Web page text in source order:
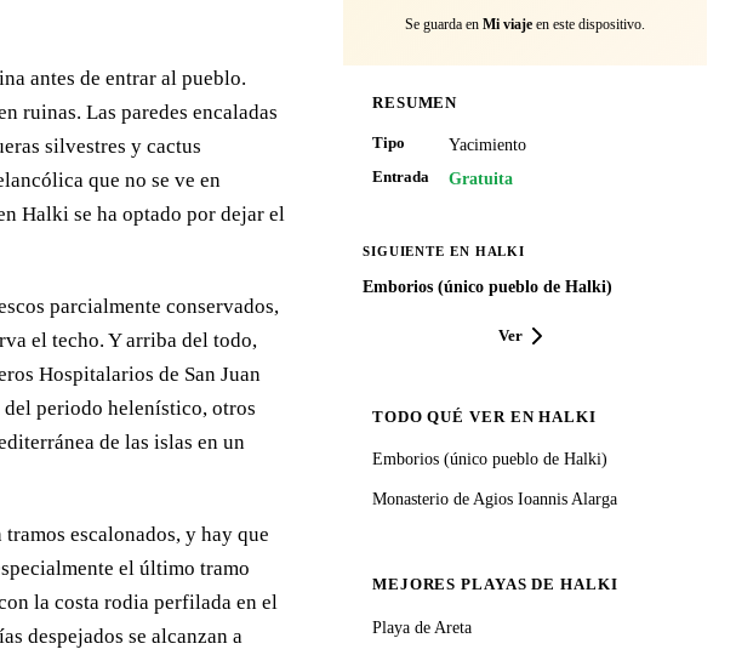
antes de entrar al pueblo.
ruinas. Las paredes encaladas
silvestres y cactus
que no se ve en
Halki se ha optado por dejar el
parcialmente conservados,
el techo. Y arriba del todo,
Hospitalarios de San Juan
periodo helenístico, otros
de las islas en un
escalonados, y hay que
el último tramo
la costa rodia perfilada en el
despejados se alcanzan a
Se guarda en Mi viaje en este dispositivo.
RESUMEN
Tipo Yacimiento
Entrada Gratuita
SIGUIENTE EN HALKI
Emborios (único pueblo de Halki)
Ver
TODO QUÉ VER EN HALKI
Emborios (único pueblo de Halki)
Monasterio de Agios Ioannis Alarga
MEJORES PLAYAS DE HALKI
Playa de Areta